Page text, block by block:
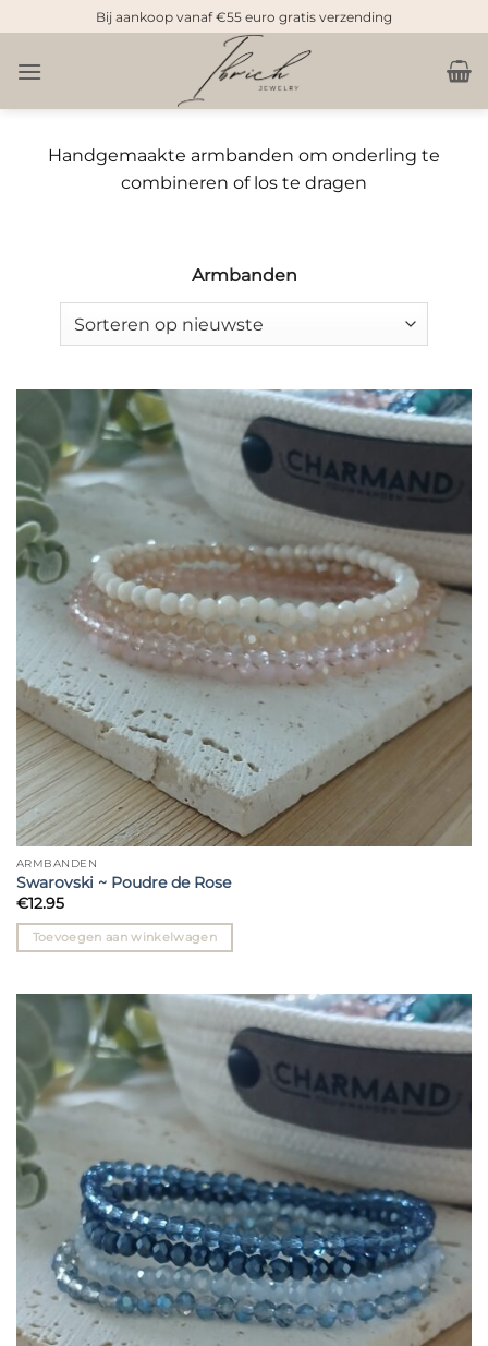
naar
inhoud
Bij aankoop vanaf €55 euro gratis verzending
Handgemaakte armbanden om onderling te
combineren of los te dragen
Armbanden
ARMBANDEN
Swarovski ~ Poudre de Rose
€12.95
Toevoegen aan winkelwagen